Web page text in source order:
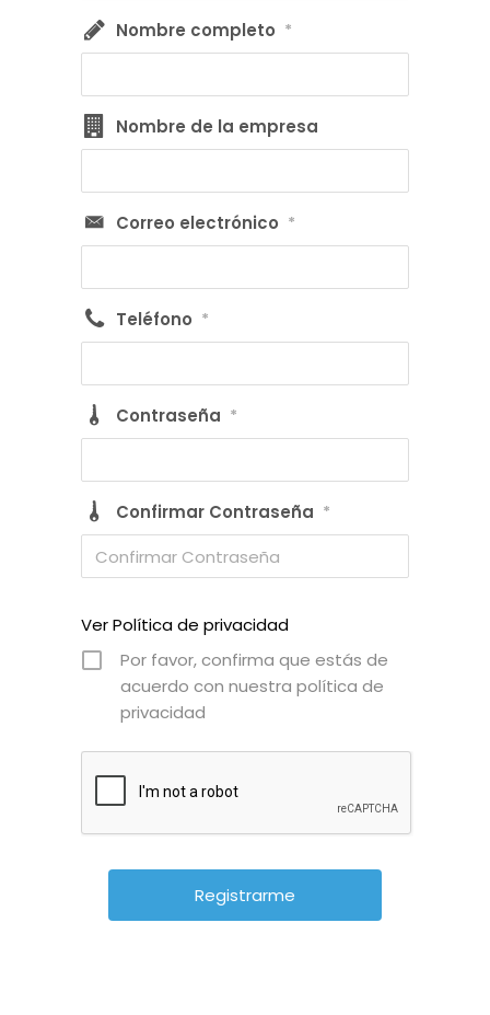
Nombre completo *
Nombre de la empresa
Correo electrónico *
Teléfono *
Contraseña *
Confirmar Contraseña *
Ver Política de privacidad
Por favor, confirma que estás de
acuerdo con nuestra política de
privacidad